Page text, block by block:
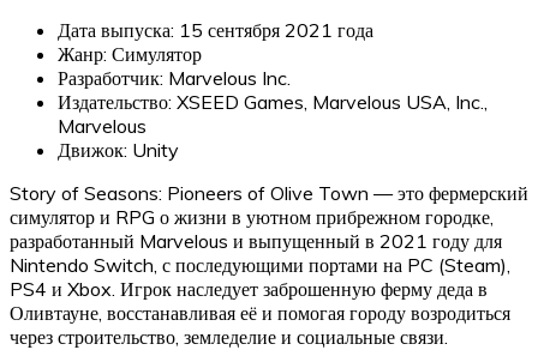
Дата выпуска: 15 сентября 2021 года
Жанр: Симулятор
Разработчик: Marvelous Inc.
Издательство: XSEED Games, Marvelous USA, Inc.,
Marvelous
Движок: Unity
Story of Seasons: Pioneers of Olive Town — это фермерский
симулятор и RPG о жизни в уютном прибрежном городке,
разработанный Marvelous и выпущенный в 2021 году для
Nintendo Switch, с последующими портами на PC (Steam),
PS4 и Xbox. Игрок наследует заброшенную ферму деда в
Оливтауне, восстанавливая её и помогая городу возродиться
через строительство, земледелие и социальные связи.​